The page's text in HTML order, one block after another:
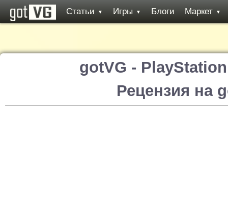
Статьи ▼ Игры ▼ Блоги Маркет ▼
gotVG -
Рецензия на